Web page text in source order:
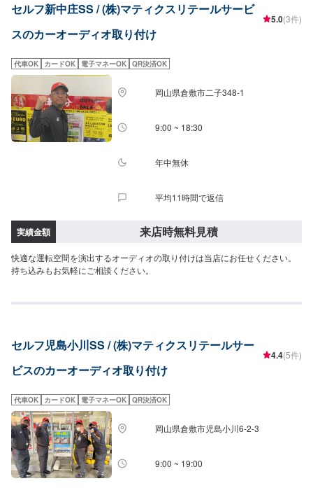
セルフ新中庄SS / (株)マティクスリテールサービ
スのカーオーディオ取り付け
5.0(3件)
代車OK カードOK 電子マネーOK QR決済OK
岡山県倉敷市二子348-1
9:00 ~ 18:30
年中無休
平均11時間で返信
実績金額 来店時無料見積
快適な運転空間を演出するオーディオの取り付けは当店にお任せください。
持ち込みもお気軽にご相談ください。
セルフ児島小川SS / (株)マティクスリテールサー
ビスのカーオーディオ取り付け
4.4(5件)
代車OK カードOK 電子マネーOK QR決済OK
岡山県倉敷市児島小川6-2-3
9:00 ~ 19:00